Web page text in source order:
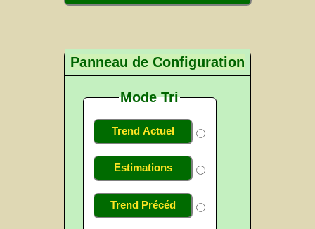
Panneau de Configuration
Mode Tri
Trend Actuel
Estimations
Trend Précéd